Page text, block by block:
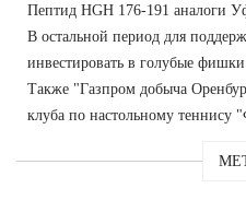
Пептид HGH 176-191 аналоги
В остальной период для
инвестировать в голубые
Также "Газпром добыча
клуба по настольному теннису